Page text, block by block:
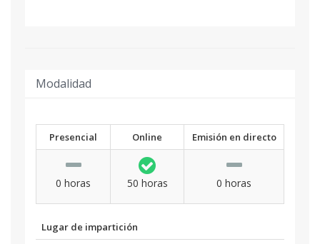
Modalidad
Presencial Online Emisión en directo
0 horas 50 horas 0 horas
Lugar de impartición